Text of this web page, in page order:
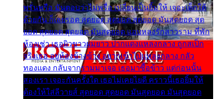
พรั่นพรือ มันตอบว่าไม่พรื่อ เปลี่ยนเป็นยิ้มให้ เจอะเด็กใต้
ด้วยกัน ก็เลยรอด สุดยอด สุดยอด สุดยอด มันสุดยอด สุด
ยอด สุดยอด สุดยอด มันสุดยอด แอบหลงรักสาวราม ที่พัก
ห้องเช่า เธอผิวขาวผมยาว ปากแดงแหลงกลาง ถูกสเป็ก
จริงเธอ อยู่ห้องข้างข้าง อยากเข้าไปแหลงกลาง กลัว
ทองแดง กลับจากรามมาเจอ เธอมาซื้อข้าว แต่ก่อนนั้น
สองเรา เจอะกันครั้งใด เธอไม่เคยไยดี คราวนี้เธอยิ้มให้
ต้องให้ใส่ลีวายส์ สุดยอด สุดยอด มันสุดยอด มันสุดยอด